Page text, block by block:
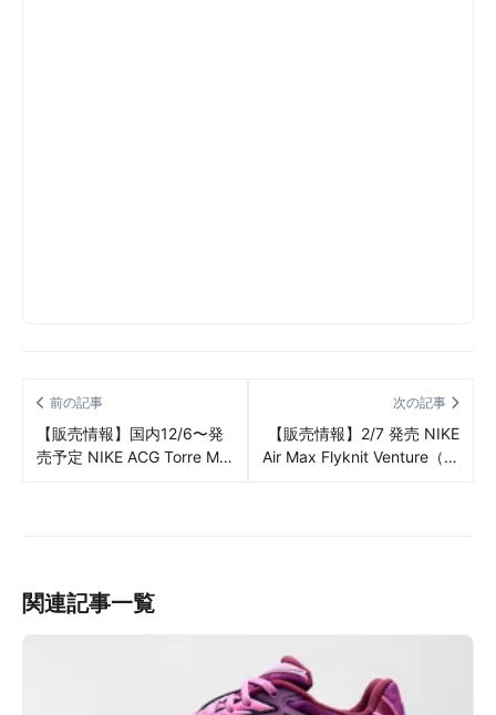
前の記事
【販売情報】国内12/6〜発
売予定 NIKE ACG Torre Mid
次の記事
【販売情報】2/7 発売 NIKE
Air Max Flyknit Venture（ナ
関連記事一覧